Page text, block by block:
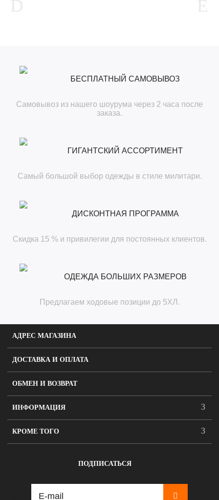
БЕСПЛАТНЫЙ САМОВЫВОЗ
Самовывоз из нашего шоурума через 2 часа после
заказа.
ГИГАНТСКИЙ АССОРТИМЕНТ
Самый большой выбор одежды в стиле милитари.
ДИСКОНТНАЯ ПРОГРАММА
Скидка 15 % и привилегии для постоянных клиентов.
ОДЕЖДА БОЛЬШИХ РАЗМЕРОВ
Предлагаем ходовые позиции до 5ХЛ.
АДРЕС МАГАЗИНА
ДОСТАВКА И ОПЛАТА
ОБМЕН И ВОЗВРАТ
ИНФОРМАЦИЯ
КРОМЕ ТОГО
ПОДПИСАТЬСЯ